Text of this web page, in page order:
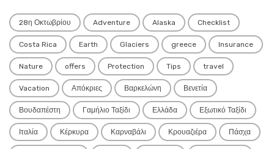
28η Οκτωβρίου Adventure Alaska Checklist
Costa Rica Earth Glaciers greece Insurance
Nature offers Protection Tips travel
Vacation Απόκριες Βαρκελώνη Βενετία
Βουδαπέστη Γαμήλιο Ταξίδι Ελλάδα Εξωτικό Ταξίδι
Ιταλία Κέρκυρα Καρναβάλι Κρουαζιέρα Πάσχα